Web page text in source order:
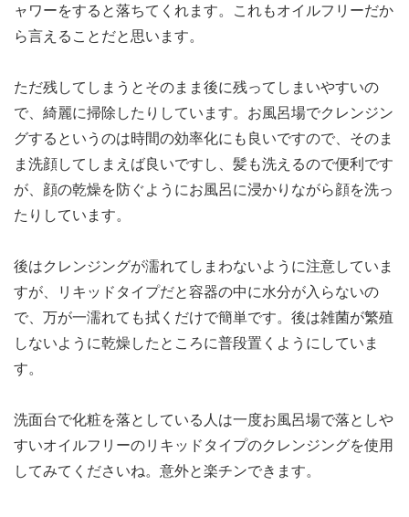
ャワーをすると落ちてくれます。これもオイルフリーだか
ら言えることだと思います。
ただ残してしまうとそのまま後に残ってしまいやすいの
で、綺麗に掃除したりしています。お風呂場でクレンジン
グするというのは時間の効率化にも良いですので、そのま
ま洗顔してしまえば良いですし、髪も洗えるので便利です
が、顔の乾燥を防ぐようにお風呂に浸かりながら顔を洗っ
たりしています。
後はクレンジングが濡れてしまわないように注意していま
すが、リキッドタイプだと容器の中に水分が入らないの
で、万が一濡れても拭くだけで簡単です。後は雑菌が繁殖
しないように乾燥したところに普段置くようにしていま
す。
洗面台で化粧を落としている人は一度お風呂場で落としや
すいオイルフリーのリキッドタイプのクレンジングを使用
してみてくださいね。意外と楽チンできます。